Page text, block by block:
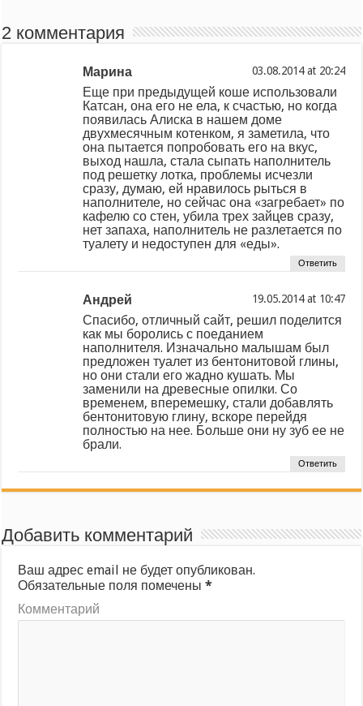
2 комментария
Марина at
Еще при предыдущей коше использовали
Катсан, она его не ела, к счастью, но когда
появилась Алиска в нашем доме
двухмесячным котенком, я заметила, что
она пытается попробовать его на вкус,
выход нашла, стала сыпать наполнитель
под решетку лотка, проблемы исчезли
сразу, думаю, ей нравилось рыться в
наполнителе, но сейчас она «загребает» по
кафелю со стен, убила трех зайцев сразу,
нет запаха, наполнитель не разлетается по
туалету и недоступен для «еды».
Ответить
Андрей at
Спасибо, отличный сайт, решил поделится
как мы боролись с поеданием
наполнителя. Изначально малышам был
предложен туалет из бентонитовой глины,
но они стали его жадно кушать. Мы
заменили на древесные опилки. Со
временем, вперемешку, стали добавлять
бентонитовую глину, вскоре перейдя
полностью на нее. Больше они ну зуб ее не
брали.
Ответить
Добавить комментарий
Ваш адрес email не будет опубликован.
Обязательные поля помечены*
Комментарий